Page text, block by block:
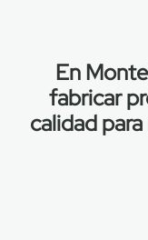
En
fabricar
calidad